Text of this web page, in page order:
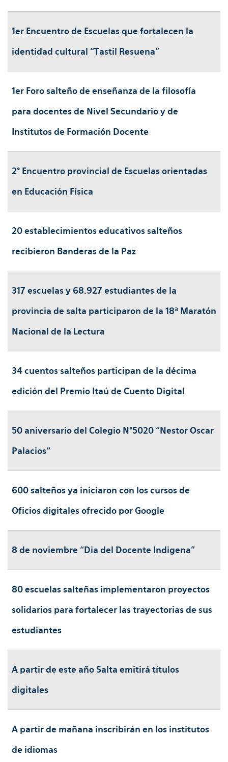
1er Encuentro de Escuelas que fortalecen la
identidad cultural “Tastil Resuena”
1er Foro salteño de enseñanza de la filosofía
para docentes de Nivel Secundario y de
Institutos de Formación Docente
2° Encuentro provincial de Escuelas orientadas
en Educación Física
20 establecimientos educativos salteños
recibieron Banderas de la Paz
317 escuelas y 68.927 estudiantes de la
provincia de salta participaron de la 18ª Maratón
Nacional de la Lectura
34 cuentos salteños participan de la décima
edición del Premio Itaú de Cuento Digital
50 aniversario del Colegio N°5020 “Nestor Oscar
Palacios“
600 salteños ya iniciaron con los cursos de
Oficios digitales ofrecido por Google
8 de noviembre “Dia del Docente Indigena”
80 escuelas salteñas implementaron proyectos
solidarios para fortalecer las trayectorias de sus
estudiantes
A partir de este año Salta emitirá títulos
digitales
A partir de mañana inscribirán en los institutos
de idiomas